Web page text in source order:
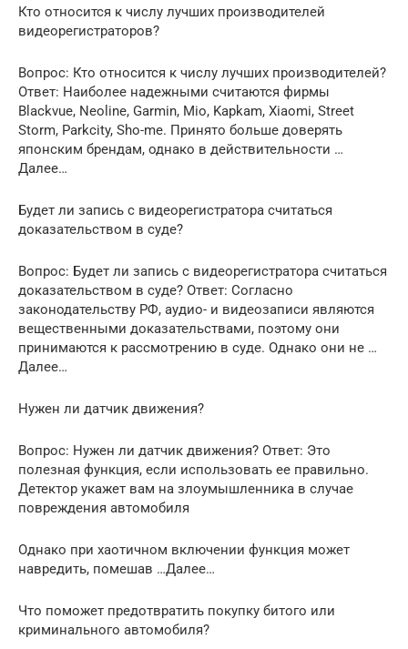
Кто относится к числу лучших производителей
видеорегистраторов?
Вопрос: Кто относится к числу лучших производителей?
Ответ: Наиболее надежными считаются фирмы
Blackvue, Neoline, Garmin, Mio, Kapkam, Xiaomi, Street
Storm, Parkcity, Sho-me. Принято больше доверять
японским брендам, однако в действительности …
Далее…
Будет ли запись с видеорегистратора считаться
доказательством в суде?
Вопрос: Будет ли запись с видеорегистратора считаться
доказательством в суде? Ответ: Согласно
законодательству РФ, аудио- и видеозаписи являются
вещественными доказательствами, поэтому они
принимаются к рассмотрению в суде. Однако они не …
Далее…
Нужен ли датчик движения?
Вопрос: Нужен ли датчик движения? Ответ: Это
полезная функция, если использовать ее правильно.
Детектор укажет вам на злоумышленника в случае
повреждения автомобиля
Однако при хаотичном включении функция может
навредить, помешав …Далее…
Что поможет предотвратить покупку битого или
криминального автомобиля?